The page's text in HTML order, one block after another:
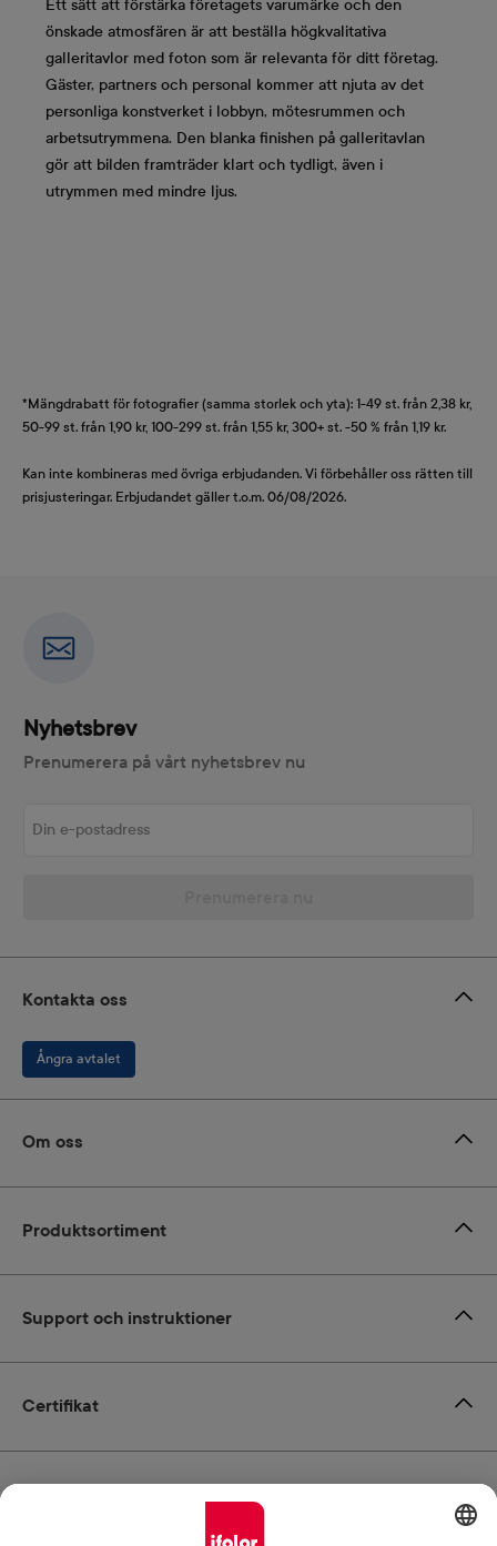
Ett sätt att förstärka företagets varumärke och den
önskade atmosfären är att beställa högkvalitativa
galleritavlor med foton som är relevanta för ditt företag.
Gäster, partners och personal kommer att njuta av det
personliga konstverket i lobbyn, mötesrummen och
arbetsutrymmena. Den blanka finishen på galleritavlan
gör att bilden framträder klart och tydligt, även i
utrymmen med mindre ljus.
*Mängdrabatt för fotografier (samma storlek och yta): 1-49 st. från 2,38 kr,
50-99 st. från 1,90 kr, 100-299 st. från 1,55 kr, 300+ st. -50 % från 1,19 kr.
Kan inte kombineras med övriga erbjudanden. Vi förbehåller oss rätten till
prisjusteringar. Erbjudandet gäller t.o.m. 06/08/2026.
Nyhetsbrev
Prenumerera på vårt nyhetsbrev nu
Certifikat
Kontakta oss
Ångra avtalet
Om oss
Produktsortiment
Support och instruktioner